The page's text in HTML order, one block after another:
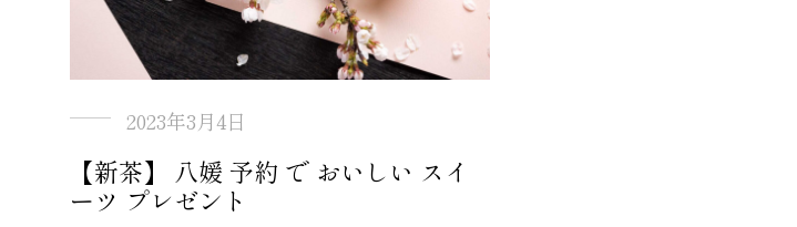
2023年3月4日
【新茶】 八媛 予約 で おいしい スイ
ーツ プレゼント